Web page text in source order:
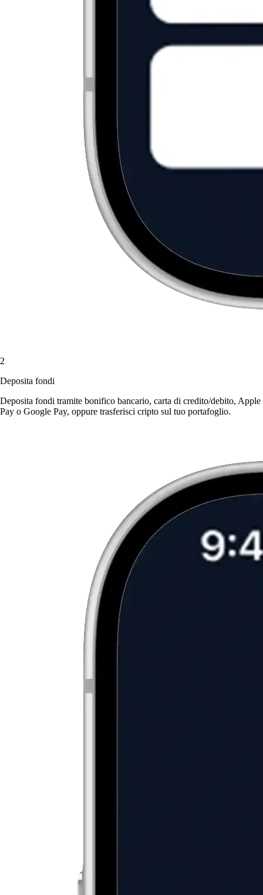
2
Deposita fondi
Deposita fondi tramite bonifico bancario, carta di credito/debito, Apple
Pay o Google Pay, oppure trasferisci cripto sul tuo portafoglio.